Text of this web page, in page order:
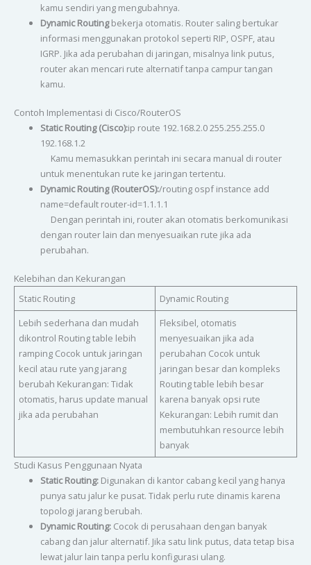
kamu sendiri yang mengubahnya.
Dynamic Routingbekerja otomatis. Router saling bertukar
informasi menggunakan protokol seperti RIP, OSPF, atau
IGRP. Jika ada perubahan di jaringan, misalnya link putus,
router akan mencari rute alternatif tanpa campur tangan
kamu.
Contoh Implementasi di Cisco/RouterOS
Static Routing (Cisco):ip route 192.168.2.0 255.255.255.0
192.168.1.2
Kamu memasukkan perintah ini secara manual di router
untuk menentukan rute ke jaringan tertentu.
Dynamic Routing (RouterOS):/routing ospf instance add
name=default router-id=1.1.1.1
Dengan perintah ini, router akan otomatis berkomunikasi
dengan router lain dan menyesuaikan rute jika ada
perubahan.
Kelebihan dan Kekurangan
Static Routing
Dynamic Routing
Lebih sederhana dan mudah
dikontrol Routing table lebih
ramping Cocok untuk jaringan
kecil atau rute yang jarang
berubah Kekurangan: Tidak
otomatis, harus update manual
jika ada perubahan
Fleksibel, otomatis
menyesuaikan jika ada
perubahan Cocok untuk
jaringan besar dan kompleks
Routing table lebih besar
karena banyak opsi rute
Kekurangan: Lebih rumit dan
membutuhkan resource lebih
banyak
Studi Kasus Penggunaan Nyata
Static Routing:Digunakan di kantor cabang kecil yang hanya
punya satu jalur ke pusat. Tidak perlu rute dinamis karena
topologi jarang berubah.
Dynamic Routing:Cocok di perusahaan dengan banyak
cabang dan jalur alternatif. Jika satu link putus, data tetap bisa
lewat jalur lain tanpa perlu konfigurasi ulang.